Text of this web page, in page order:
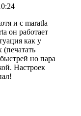
и с maratla
он работает
как у
(печатать
но пара
Настроек